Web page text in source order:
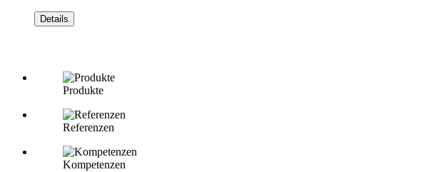
Details
Produkte
Referenzen
Kompetenzen